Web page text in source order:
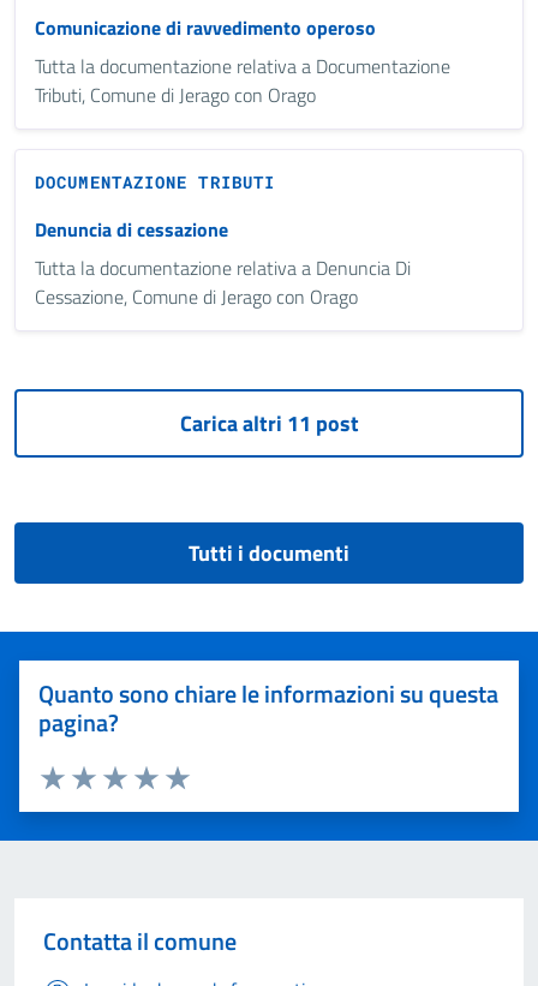
Comunicazione di ravvedimento operoso
Tutta la documentazione relativa a Documentazione
Tributi, Comune di Jerago con Orago
DOCUMENTAZIONE TRIBUTI
Denuncia di cessazione
Tutta la documentazione relativa a Denuncia Di
Cessazione, Comune di Jerago con Orago
Tutti i documenti
Quanto sono chiare le informazioni su questa
pagina?
Valuta 5 stelle su 5
Valuta 4 stelle su 5
Valuta 3 stelle su 5
Valuta 2 stelle su 5
Valuta 1 stelle su 5
Contatta il comune